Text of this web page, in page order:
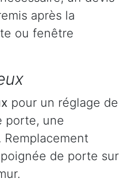
après la
ou fenêtre
pour un réglage de
porte, une
de porte sur